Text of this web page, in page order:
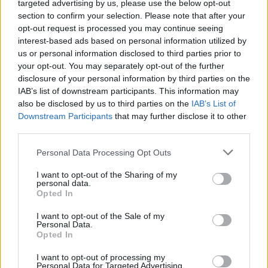
targeted advertising by us, please use the below opt-out
section to confirm your selection. Please note that after your
opt-out request is processed you may continue seeing
interest-based ads based on personal information utilized by
us or personal information disclosed to third parties prior to
your opt-out. You may separately opt-out of the further
disclosure of your personal information by third parties on the
IAB’s list of downstream participants. This information may
also be disclosed by us to third parties on the IAB’s List of
Downstream Participants that may further disclose it to other
Personal Data Processing Opt Outs
I want to opt-out of the Sharing of my
personal data.
Opted In
I want to opt-out of the Sale of my
Personal Data.
Opted In
I want to opt-out of processing my
Personal Data for Targeted Advertising.
συμβάν καταγράφηκε κατά την
πρόσδεση του πλοίου στο λιμάνι
του Ηρακλείου
ΑΤΖΕΝΤΑ
«Ο Μύθος της Νυφίδας»
ζωντανεύει δίπλα στη θάλασσα
Θεατρικό δρώμενο αφιερωμένο
στην παράδοση και την πολιτιστική
κληρονομιά της περιοχής την
Παρασκευή 7 Αυγούστου
Με λαμπρότητα η Μεταμόρφωση
του Σωτήρος στον Κάτω Τρίτο
Πλήθος κόσμου συμμετείχε στο
πολιτιστικών εκδηλώσεων του
Συλλόγου Πελοποννησίων Λέσβου
«Ο Μωριάς»